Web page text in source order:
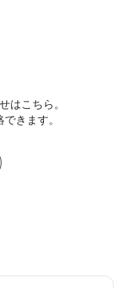
はこちら。
きます。